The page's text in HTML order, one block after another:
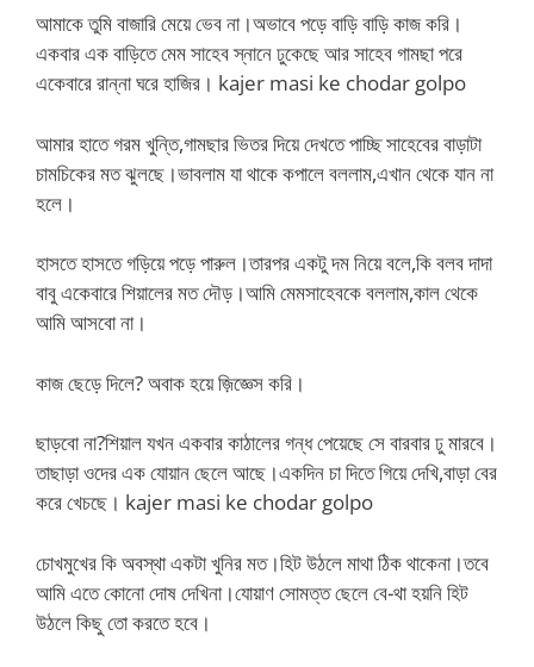
আমাকে তুমি বাজারি মেয়ে ভেব না।অভাবে পড়ে বাড়ি বাড়ি কাজ করি।
একবার এক বাড়িতে মেম সাহেব স্নানে ঢুকেছে আর সাহেব গামছা পরে
একেবারে রান্না ঘরে হাজির। kajer masi ke chodar golpo
আমার হাতে গরম খুন্তি,গামছার ভিতর দিয়ে দেখতে পাচ্ছি সাহেবের বাড়াটা
চামচিকের মত ঝুলছে।ভাবলাম যা থাকে কপালে বললাম,এখান থেকে যান না
হলে।
হাসতে হাসতে গড়িয়ে পড়ে পারুল।তারপর একটু দম নিয়ে বলে,কি বলব দাদা
বাবু একেবারে শিয়ালের মত দৌড়।আমি মেমসাহেবকে বললাম,কাল থেকে
আমি আসবো না।
কাজ ছেড়ে দিলে? অবাক হয়ে জ়িজ্ঞেস করি।
ছাড়বো না?শিয়াল যখন একবার কাঠালের গন্ধ পেয়েছে সে বারবার ঢু মারবে।
তাছাড়া ওদের এক যোয়ান ছেলে আছে।একদিন চা দিতে গিয়ে দেখি,বাড়া বের
করে খেচছে। kajer masi ke chodar golpo
চোখমুখের কি অবস্থা একটা খুনির মত।হিট উঠলে মাথা ঠিক থাকেনা।তবে
আমি এতে কোনো দোষ দেখিনা।যোয়াণ সোমত্ত ছেলে বে-থা হয়নি হিট
উঠলে কিছু তো করতে হবে।